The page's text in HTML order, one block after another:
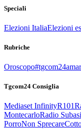
Speciali
Elezioni ItaliaElezioni
Rubriche
Oroscopo
Tgcom24 Consiglia
Mediaset InfinityR101
MontecarloRadio
PorroNon Sprecare